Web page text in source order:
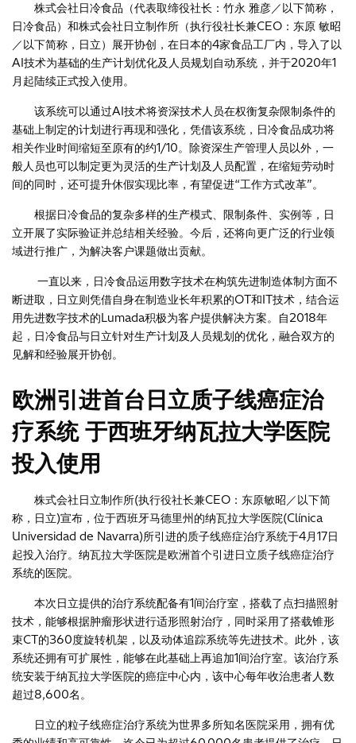
株式会社日冷食品（代表取缔役社长：竹永 雅彦／以下简称，
日冷食品）和株式会社日立制作所（执行役社长兼CEO：东原 敏昭
／以下简称，日立）展开协创，在日本的4家食品工厂内，导入了以
AI技术为基础的生产计划优化及人员规划自动系统，并于2020年1
月起陆续正式投入使用。
该系统可以通过AI技术将资深技术人员在权衡复杂限制条件的
基础上制定的计划进行再现和强化，凭借该系统，日冷食品成功将
相关作业时间缩短至原有的约1/10。除资深生产管理人员以外，一
般人员也可以制定更为灵活的生产计划及人员配置，在缩短劳动时
间的同时，还可提升休假实现比率，有望促进“工作方式改革”。
根据日冷食品的复杂多样的生产模式、限制条件、实例等，日
立开展了实际验证并总结相关经验。今后，还将向更广泛的行业领
域进行推广，为解决客户课题做出贡献。
一直以来，日冷食品运用数字技术在构筑先进制造体制方面不
断进取，日立则凭借自身在制造业长年积累的OT和IT技术，结合运
用先进数字技术的Lumada积极为客户提供解决方案。自2018年
起，日冷食品与日立针对生产计划及人员规划的优化，融合双方的
见解和经验展开协创。
欧洲引进首台日立质子线癌症治
疗系统 于西班牙纳瓦拉大学医院
投入使用
株式会社日立制作所(执行役社长兼CEO：东原敏昭／以下简
称，日立)宣布，位于西班牙马德里州的纳瓦拉大学医院(Clínica
Universidad de Navarra)所引进的质子线癌症治疗系统于4月17日
起投入治疗。纳瓦拉大学医院是欧洲首个引进日立质子线癌症治疗
系统的医院。
本次日立提供的治疗系统配备有1间治疗室，搭载了点扫描照射
技术，能够根据肿瘤形状进行适形照射治疗，同时采用了搭载锥形
束CT的360度旋转机架，以及动体追踪系统等先进技术。此外，该
系统还拥有可扩展性，能够在此基础上再追加1间治疗室。该治疗系
统安装于纳瓦拉大学医院的癌症中心内，该中心每年收治患者人数
超过8,600名。
日立的粒子线癌症治疗系统为世界多所知名医院采用，拥有优